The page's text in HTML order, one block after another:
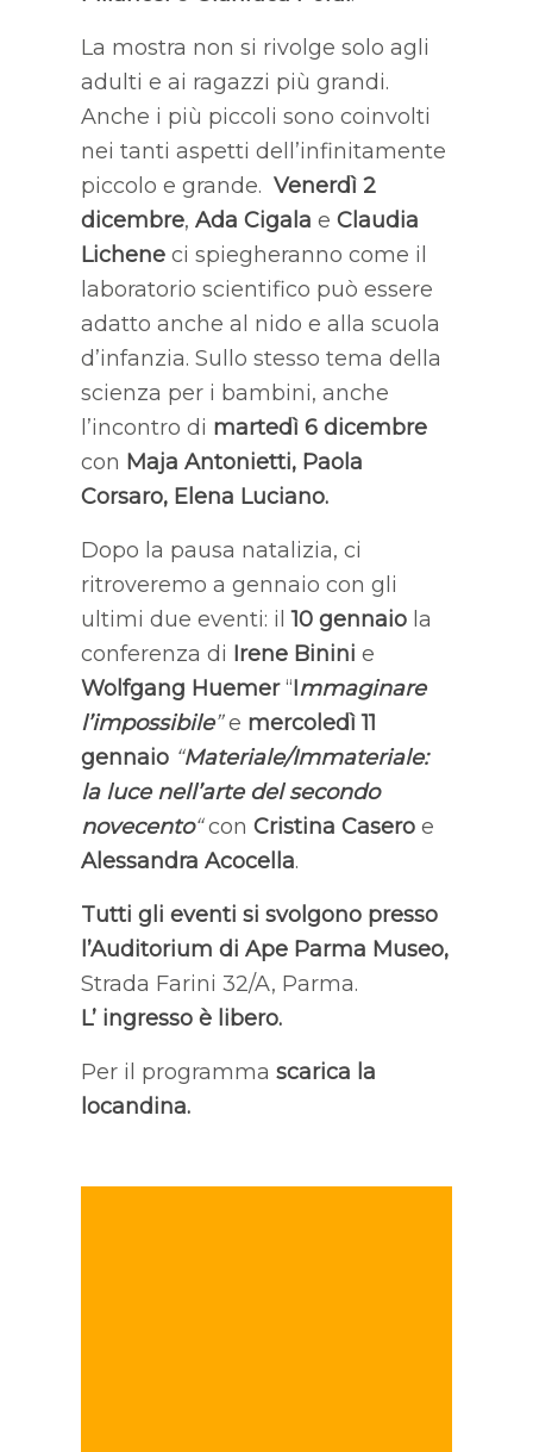
La mostra non si rivolge solo agli
adulti e ai ragazzi più grandi.
Anche i più piccoli sono coinvolti
nei tanti aspetti dell’infinitamente
piccolo e grande. Venerdì 2
dicembre, Ada Cigala e Claudia
Licheneci spiegheranno come il
laboratorio scientifico può essere
adatto anche al nido e alla scuola
d’infanzia. Sullo stesso tema della
scienza per i bambini, anche
l’incontro di martedì 6 dicembre
con Maja Antonietti, Paola
Corsaro, Elena Luciano.
Dopo la pausa natalizia, ci
ritroveremo a gennaio con gli
ultimi due eventi: il10 gennaiola
conferenza di Irene Binini e
Wolfgang Huemer“Immaginare
l’impossibile”e mercoledì 11
gennaio “Materiale/Immateriale:
la luce nell’arte del secondo
novecento“con Cristina Caseroe
Alessandra Acocella.
Tutti gli eventi si svolgono presso
l’Auditorium di Ape Parma Museo,
Strada Farini 32/A, Parma.
L’ ingresso è libero.
Per il programma scarica la
locandina.